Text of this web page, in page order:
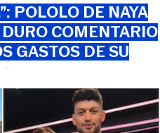
POLOLO DE NAYA
COMENTARIO
GASTOS DE SU